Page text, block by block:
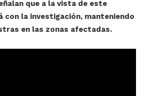
que a la vista de este
con la investigación, manteniendo
en las zonas afectadas.